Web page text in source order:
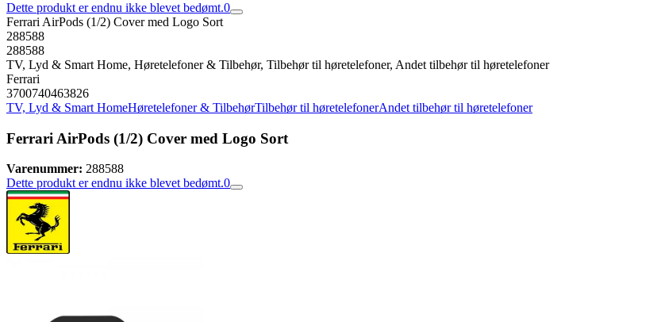
Dette produkt er endnu ikke blevet bedømt.0
Ferrari AirPods (1/2) Cover med Logo Sort
288588
288588
TV, Lyd & Smart Home, Høretelefoner & Tilbehør, Tilbehør til høretelefoner, Andet tilbehør til høretelefoner
Ferrari
3700740463826
TV, Lyd & Smart HomeHøretelefoner & TilbehørTilbehør til høretelefonerAndet tilbehør til høretelefoner
Ferrari AirPods (1/2) Cover med Logo Sort
Varenummer: 288588
Dette produkt er endnu ikke blevet bedømt.0